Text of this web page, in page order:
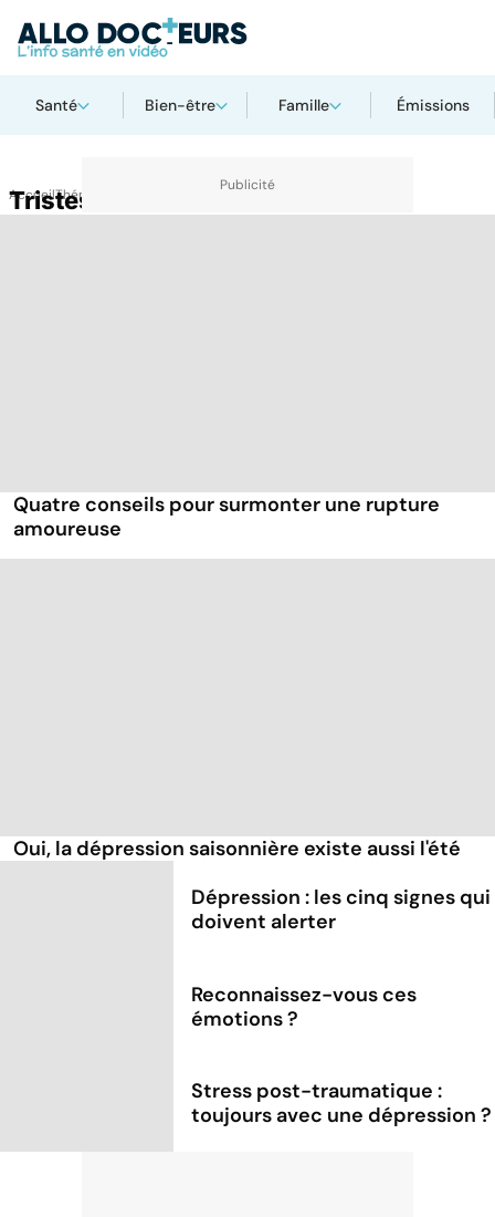
Santé Bien-être Famille Émissions
AccueilThématiques
Tristesse
Quatre conseils pour surmonter une rupture
amoureuse
Oui, la dépression saisonnière existe aussi l'été
Dépression : les cinq signes qui
doivent alerter
Reconnaissez-vous ces
émotions ?
Stress post-traumatique :
toujours avec une dépression ?